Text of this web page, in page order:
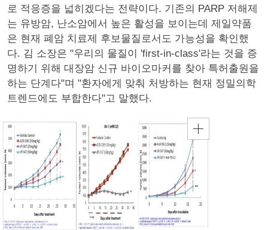
로 적응증을 넓히겠다는 전략이다. 기존의 PARP 저해제
는 유방암, 난소암에서 높은 활성을 보이는데 제일약품
은 현재 폐암 치료제 후보물질로서도 가능성을 확인했
다. 김 소장은 "우리의 물질이 'first-in-class'라는 것을 증
명하기 위해 대장암 신규 바이오마커를 찾아 특허출원을
하는 단계다"며 "환자에게 맞춰 처방하는 현재 정밀의학
트렌드에도 부합한다"고 말했다.